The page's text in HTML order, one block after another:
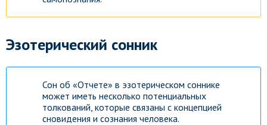
Эзотерический сонник
Сон об «Отчете» в эзотерическом соннике
может иметь несколько потенциальных
толкований, которые связаны с концепцией
сновидения и сознания человека.